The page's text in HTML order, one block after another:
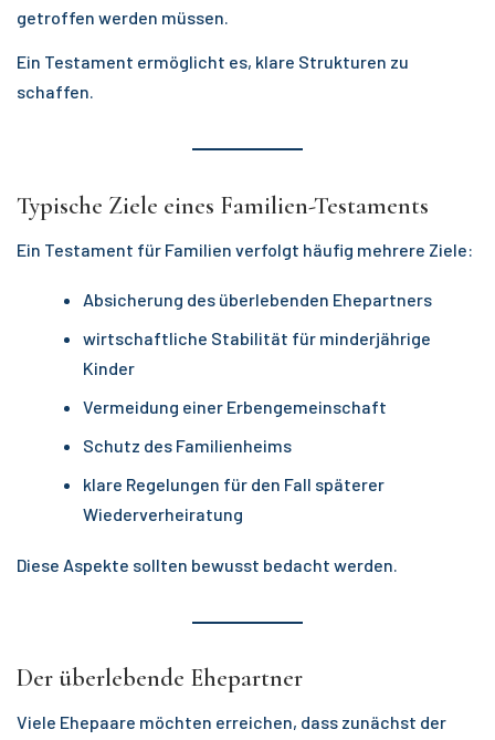
getroffen werden müssen.
Ein Testament ermöglicht es, klare Strukturen zu
schaffen.
Typische Ziele eines Familien-Testaments
Ein Testament für Familien verfolgt häufig mehrere Ziele:
Absicherung des überlebenden Ehepartners
wirtschaftliche Stabilität für minderjährige
Kinder
Vermeidung einer Erbengemeinschaft
Schutz des Familienheims
klare Regelungen für den Fall späterer
Wiederverheiratung
Diese Aspekte sollten bewusst bedacht werden.
Der überlebende Ehepartner
Viele Ehepaare möchten erreichen, dass zunächst der